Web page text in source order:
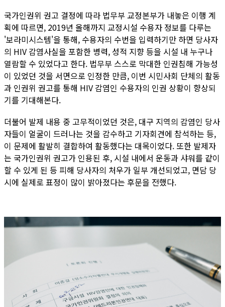
국가인권위 권고 결정에 따라 법무부 교정본부가 내놓은 이행 계
획에 따르면, 2019년 올해까지 교정시설 수용자 정보를 다루는
'보라미시스템'을 통해, 수용자의 수번을 입력하기만 하면 당사자
의 HIV 감염사실을 포함한 병력, 성적 지향 등을 시설 내 누구나
열람할 수 있었다고 한다. 법무부 스스로 막대한 인권침해 가능성
이 있었던 것을 서면으로 인정한 만큼, 이번 시민사회 단체의 활동
과 인권위 권고를 통해 HIV 감염인 수용자의 인권 상황이 향상되
기를 기대해본다.
더불어 발제 내용 중 고무적이었던 것은, 대구 지역의 감염인 당사
자들이 얼굴이 드러나는 것을 감수하고 기자회견에 참석하는 등,
이 문제에 활발히 결합하여 활동했다는 대목이었다. 또한 발제자
는 국가인권위 권고가 인용된 후, 시설 내에서 운동과 샤워를 같이
할 수 있게 된 등 피해 당사자의 처우가 일부 개선되었고, 면담 당
시에 실제로 표정이 많이 밝아졌다는 후문을 전했다.